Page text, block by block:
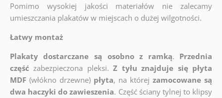
Pomimo wysokiej jakości materiałów nie zalecamy
umieszczania plakatów w miejscach o dużej wilgotności.
Łatwy montaż
Plakaty dostarczane są osobno z ramką. Przednia
część zabezpieczona pleksi. Z tyłu znajduje się płyta
MDF (włókno drzewne) płyta, na której zamocowane są
dwa haczyki do zawieszenia. Część ściany tylnej to klipsy